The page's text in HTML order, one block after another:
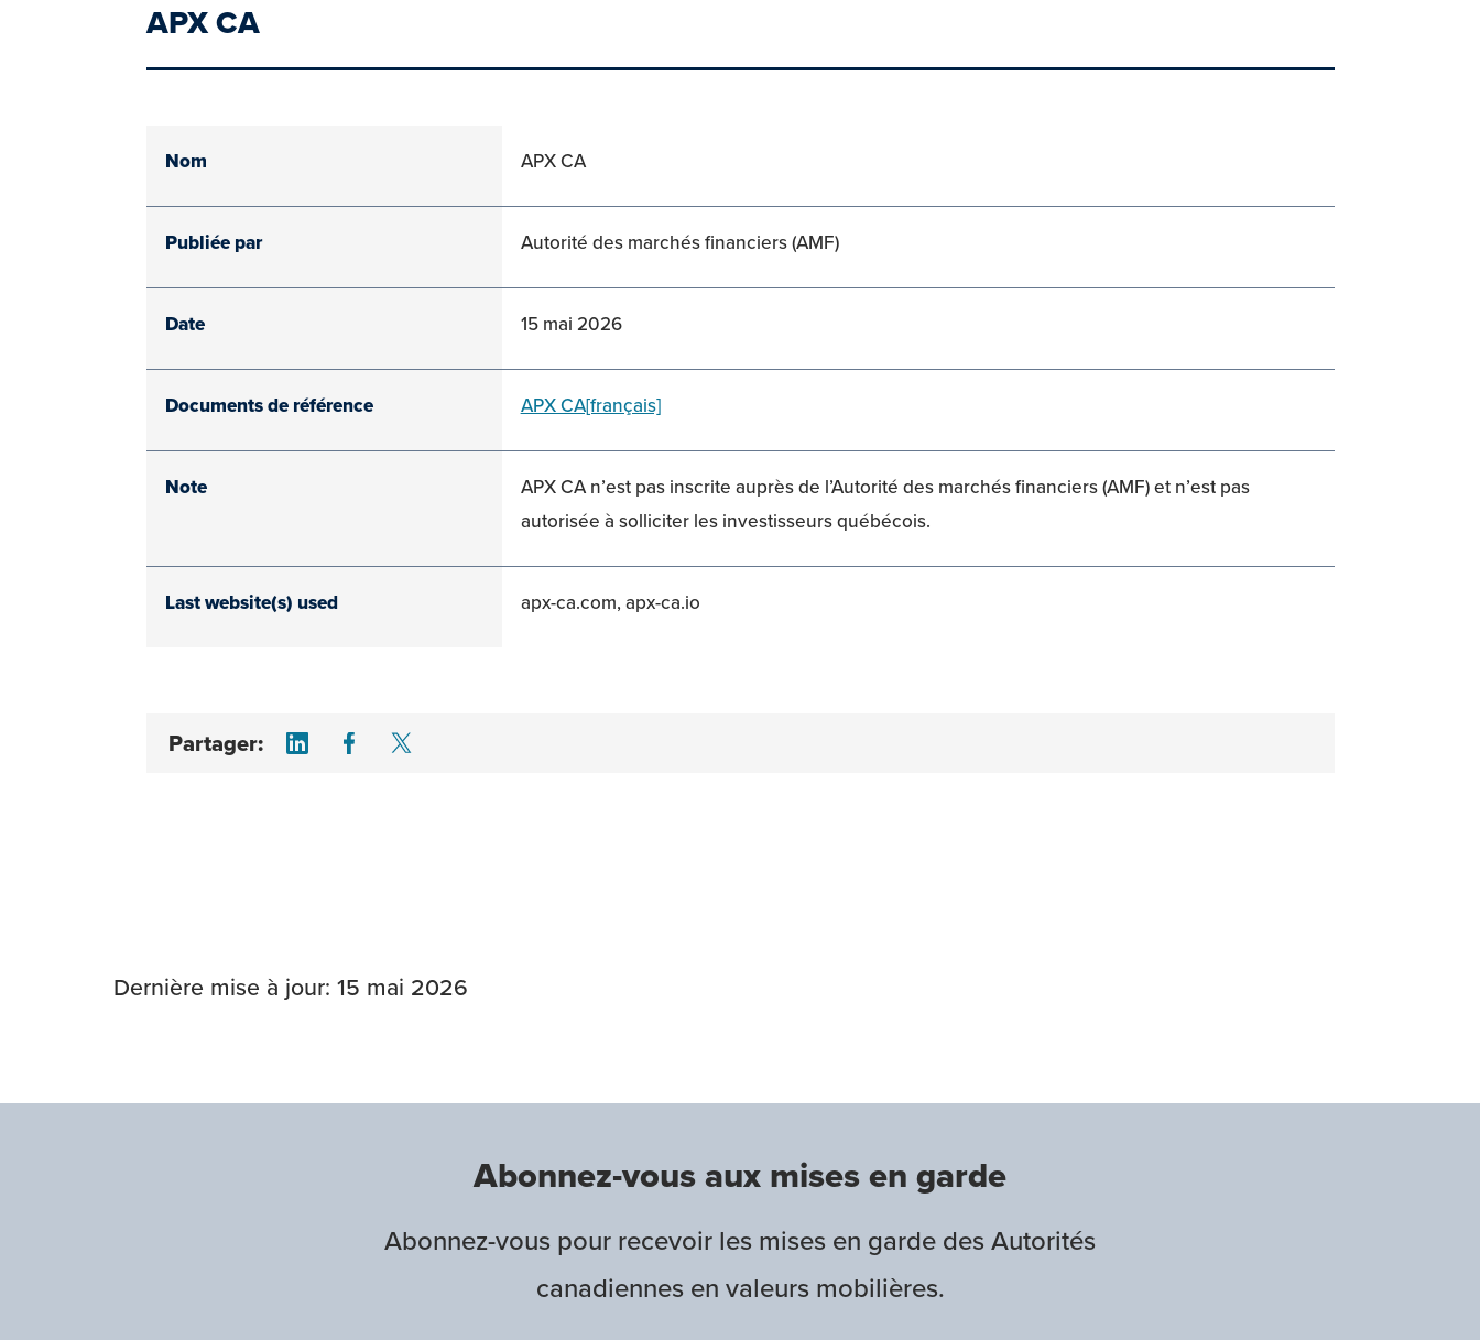
APX CA
Nom APX CA
Publiée par Autorité des marchés financiers (AMF)
Date 15 mai 2026
Documents de référence APX CA[français]
Note
APX CA n’est pas inscrite auprès de l’Autorité des marchés financiers (AMF) et n’est pas
autorisée à solliciter les investisseurs québécois.
Last website(s) used apx-ca.com, apx-ca.io
Partager: Share on LinkedIn
Share on Facebook
Dernière mise à jour: 15 mai 2026
Abonnez-vous aux mises en garde
Abonnez-vous pour recevoir les mises en garde des Autorités
canadiennes en valeurs mobilières.